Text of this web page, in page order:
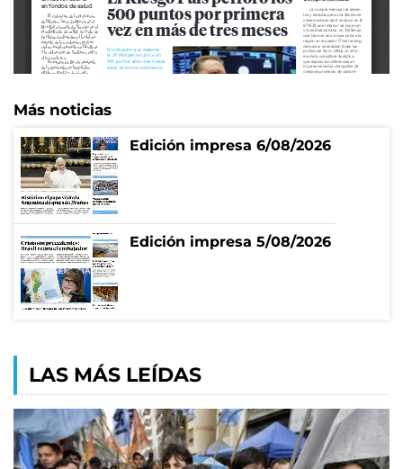
Más noticias
Edición impresa 6/08/2026
Edición impresa 5/08/2026
LAS MÁS LEÍDAS